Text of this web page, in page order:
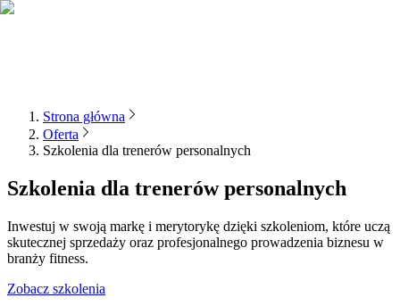
Strona główna
Oferta
Szkolenia dla trenerów personalnych
Szkolenia dla trenerów personalnych
Inwestuj w swoją markę i merytorykę dzięki szkoleniom, które uczą
skutecznej sprzedaży oraz profesjonalnego prowadzenia biznesu w
branży fitness.
Zobacz szkolenia